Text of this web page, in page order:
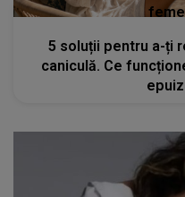
5 soluții pentru a-ți
caniculă. Ce